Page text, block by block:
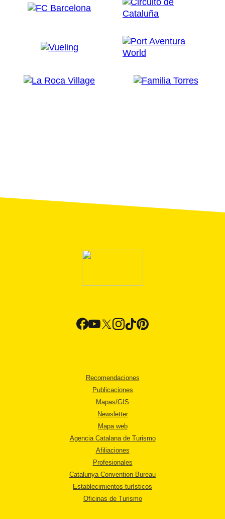
Recomendaciones
Publicaciones
Mapas/GIS
Newsletter
Mapa web
Agencia Catalana de Turismo
Afiliaciones
Profesionales
Catalunya Convention Bureau
Establecimientos turísticos
Oficinas de Turismo